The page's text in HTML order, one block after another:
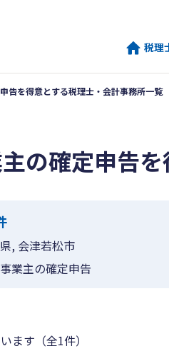
税理
告を得意とする税理士・会計事務所一覧
の確定申告
, 会津若松市
業主の確定申告
ます（全1件）